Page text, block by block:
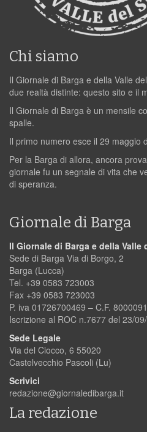
Chi siamo
Il Giornale di Barga e della Valle
due realtà distinte: questo sito e il
Il Giornale di Barga è un mensile
spalle.
Il primo numero esce il 29 maggio
Per la Barga di allora, ancora
giornale fu un segnale di vita che
di speranza.
Giornale di Barga
Il Giornale di Barga e della Valle
Sede di Barga Via di Borgo, 2
Barga (Lucca)
Tel. +39 0583 723003
Fax +39 0583 723003
P. iva 01726700469 – C.F.
Iscrizione al ROC n.7677 del 23/
Sede Legale
Via del Ciocco, 6 55020
Castelvecchio Pascoli (Lu)
Scrivici
redazione@giornaledibarga.it
La redazione